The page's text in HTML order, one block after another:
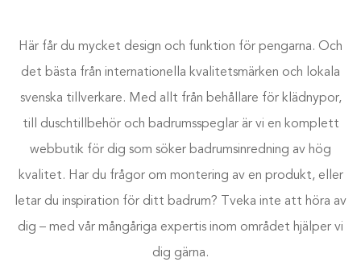
Här får du mycket design och funktion för pengarna. Och
det bästa från internationella kvalitetsmärken och lokala
svenska tillverkare. Med allt från behållare för klädnypor,
till duschtillbehör och badrumsspeglar är vi en komplett
webbutik för dig som söker badrumsinredning av hög
kvalitet. Har du frågor om montering av en produkt, eller
letar du inspiration för ditt badrum? Tveka inte att höra av
dig – med vår mångåriga expertis inom området hjälper vi
dig gärna.